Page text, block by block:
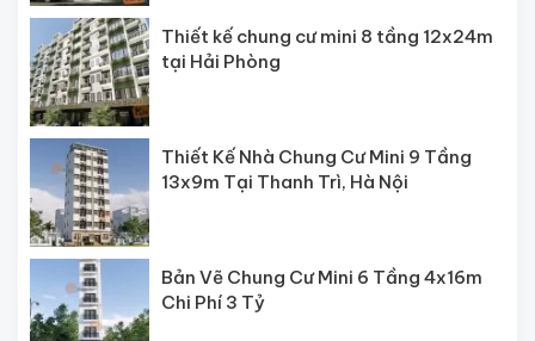
Thiết kế chung cư mini 8 tầng 12x24m
tại Hải Phòng
Thiết Kế Nhà Chung Cư Mini 9 Tầng
13x9m Tại Thanh Trì, Hà Nội
Bản Vẽ Chung Cư Mini 6 Tầng 4x16m
Chi Phí 3 Tỷ